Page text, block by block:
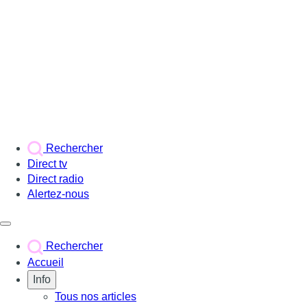
Rechercher
Direct tv
Direct radio
Alertez-nous
Rechercher
Accueil
Info
Tous nos articles